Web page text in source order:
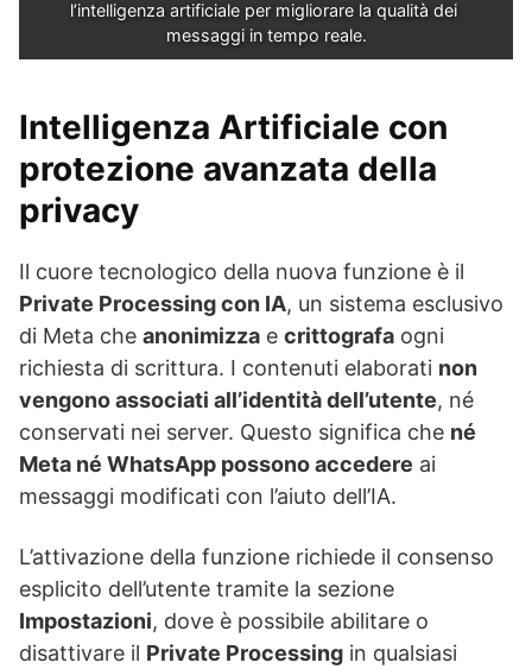
l’intelligenza artificiale per migliorare la qualità dei
messaggi in tempo reale.
Intelligenza Artificiale con
protezione avanzata della
privacy
Il cuore tecnologico della nuova funzione è il
Private Processing con IA, un sistema esclusivo
di Meta che anonimizza e crittografa ogni
richiesta di scrittura. I contenuti elaborati non
vengono associati all’identità dell’utente, né
conservati nei server. Questo significa che né
Meta né WhatsApp possono accedere ai
messaggi modificati con l’aiuto dell’IA.
L’attivazione della funzione richiede il consenso
esplicito dell’utente tramite la sezione
Impostazioni, dove è possibile abilitare o
disattivare il Private Processing in qualsiasi